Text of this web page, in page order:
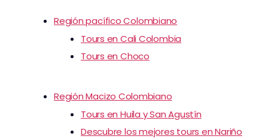
Región pacífico Colombiano
Tours en Cali Colombia
Tours en Choco
Región Macizo Colombiano
Tours en Huila y San Agustín
Descubre los mejores tours en Nariño